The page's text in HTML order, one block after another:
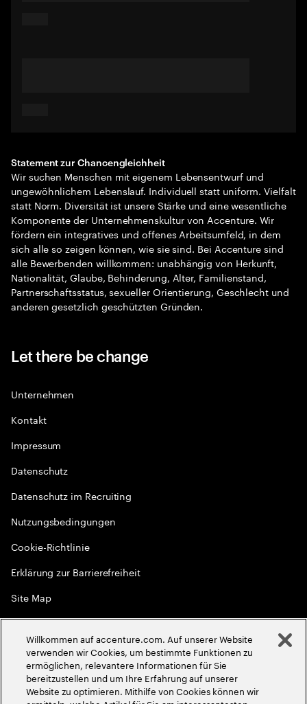
Statement zur Chancengleichheit
Wir suchen Menschen mit eigenem Lebensentwurf und
ungewöhnlichem Lebenslauf. Individuell statt uniform. Vielfalt
statt Norm. Diversität ist unsere Stärke und eine wesentliche
Komponente der Unternehmenskultur von Accenture. Wir
fördern ein integratives und offenes Arbeitsumfeld, in dem
sich alle so zeigen können, wie sie sind. Bei Accenture sind
alle Bewerbenden willkommen: unabhängig von Herkunft,
Nationalität, Glaube, Behinderung, Alter, Familienstand,
Partnerschaftsstatus, sexueller Orientierung, Geschlecht und
anderen gesetzlich geschützten Gründen.
Let there be change
Unternehmen
Kontakt
Impressum
Datenschutz
Datenschutz im Recruiting
Nutzungsbedingungen
Cookie-Richtlinie
Erklärung zur Barrierefreiheit
Site Map
Globale Meritokratie
2026Accenture. Alle Rechte vorbehalten
Willkommen auf accenture.com. Auf unserer Website
verwenden wir Cookies, um bestimmte Funktionen zu
ermöglichen, relevantere Informationen für Sie
bereitzustellen und um Ihre Erfahrung auf unserer
Website zu optimieren. Mithilfe von Cookies können wir